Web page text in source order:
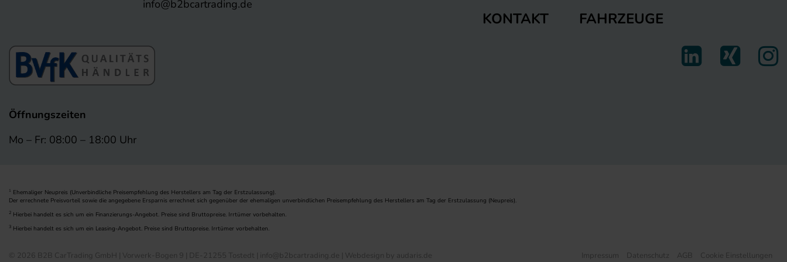
info@b2bcartrading.de
Öffnungszeiten
Mo – Fr: 08:00 – 18:00 Uhr
KONTAKT FAHRZEUGE
1
Ehemaliger Neupreis (Unverbindliche Preisempfehlung des Herstellers am Tag der Erstzulassung).
Der errechnete Preisvorteil sowie die angegebene Ersparnis errechnet sich gegenüber der ehemaligen unverbindlichen Preisempfehlung des Herstellers am Tag der Erstzulassung (Neupreis).
2 Hierbei handelt es sich um ein Finanzierungs-Angebot. Preise sind Bruttopreise. Irrtümer vorbehalten.
3 Hierbei handelt es sich um ein Leasing-Angebot. Preise sind Bruttopreise. Irrtümer vorbehalten.
© 2026 B2B CarTrading GmbH | Vorwerk-Bogen 9 | DE-21255 Tostedt | info@b2bcartrading.de | Webdesign by audaris.de Impressum Datenschutz AGB Cookie Einstellungen